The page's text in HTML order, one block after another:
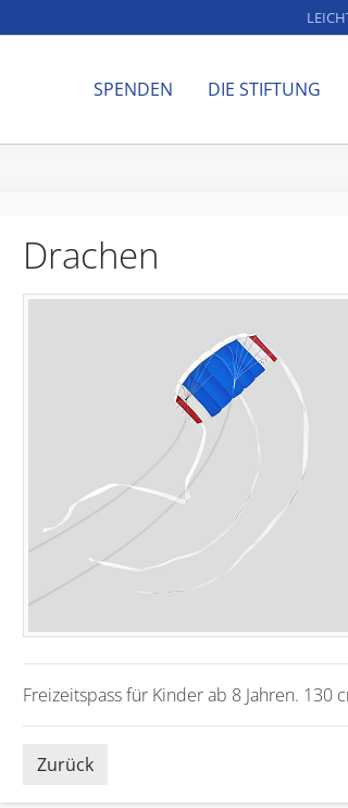
SPENDEN DIE STIFTUNG
Drachen
Freizeitspass für Kinder ab 8 Jahren. 130
Zurück